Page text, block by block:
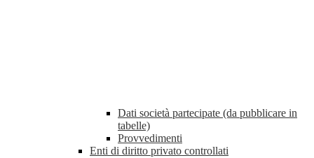
Dati società partecipate (da pubblicare in
tabelle)
Provvedimenti
Enti di diritto privato controllati